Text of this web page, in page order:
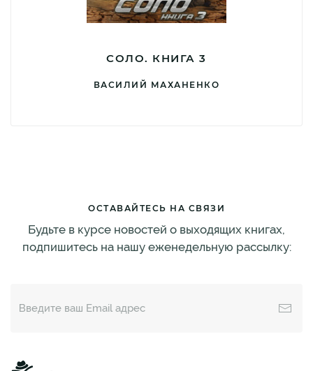
СОЛО. КНИГА 3
ВАСИЛИЙ МАХАНЕНКО
ОСТАВАЙТЕСЬ НА СВЯЗИ
Будьте в курсе новостей о выходящих книгах,
подпишитесь на нашу еженедельную рассылку: